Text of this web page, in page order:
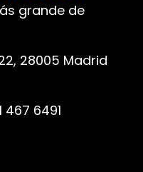
grande de
28005 Madrid
467 6491